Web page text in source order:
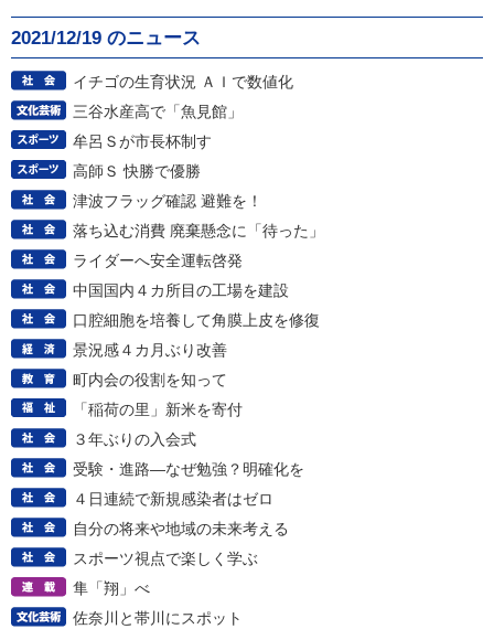
2021/12/19 のニュース
イチゴの生育状況 ＡＩで数値化
三谷水産高で「魚見館」
牟呂Ｓが市長杯制す
高師Ｓ 快勝で優勝
津波フラッグ確認 避難を！
落ち込む消費 廃棄懸念に「待った」
ライダーへ安全運転啓発
中国国内４カ所目の工場を建設
口腔細胞を培養して角膜上皮を修復
景況感４カ月ぶり改善
町内会の役割を知って
「稲荷の里」新米を寄付
３年ぶりの入会式
受験・進路―なぜ勉強？明確化を
４日連続で新規感染者はゼロ
自分の将来や地域の未来考える
スポーツ視点で楽しく学ぶ
隼「翔」べ
佐奈川と帯川にスポット